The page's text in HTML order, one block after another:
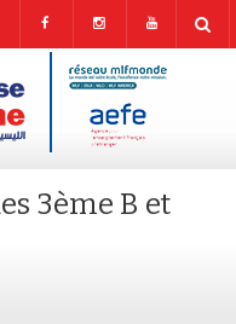
3ème B et